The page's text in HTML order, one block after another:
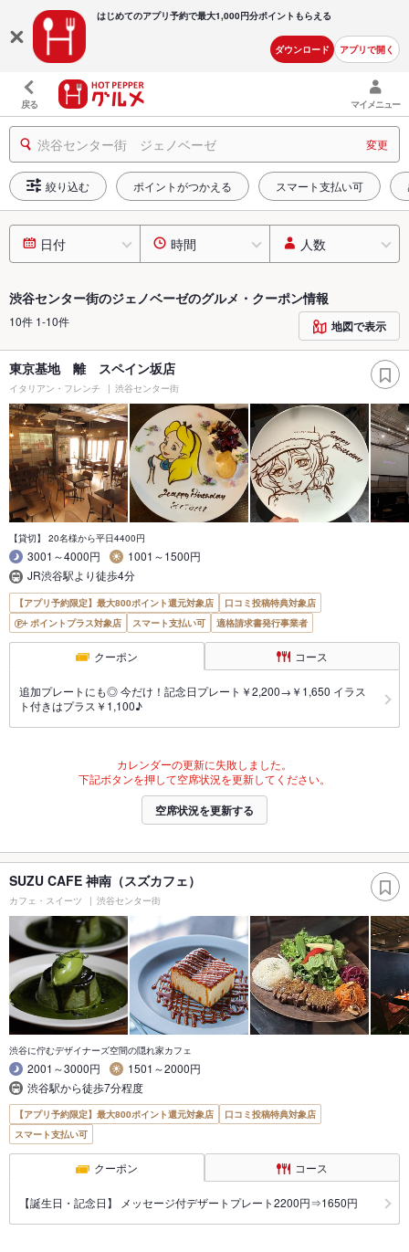
はじめてのアプリ予約で最大1,000円分ポイントもらえる
ダウンロード アプリで開く
戻る マイメニュー
渋谷センター街 ジェノベーゼ 変更
絞り込む ポイントがつかえる スマート支払い可
日付 時間 人数
渋谷センター街のジェノベーゼのグルメ・クーポン情報
10件 1-10件 地図で表示
東京基地 離 スペイン坂店
イタリアン・フレンチ 渋谷センター街
【貸切】 20名様から平日4400円
3001～4000円
1001～1500円
JR渋谷駅より徒歩4分
【アプリ予約限定】最大800ポイント還元対象店
口コミ投稿特典対象店
ポイントプラス対象店
スマート支払い可 適格請求書発行事業者
クーポン コース
追加プレートにも◎ 今だけ！記念日プレート￥2,200→￥1,650 イラス
ト付きはプラス￥1,100♪
カレンダーの更新に失敗しました。
下記ボタンを押して空席状況を更新してください。
空席状況を更新する
SUZU CAFE 神南（スズカフェ）
カフェ・スイーツ 渋谷センター街
渋谷に佇むデザイナーズ空間の隠れ家カフェ
2001～3000円
1501～2000円
渋谷駅から徒歩7分程度
【アプリ予約限定】最大800ポイント還元対象店
口コミ投稿特典対象店
スマート支払い可
クーポン コース
【誕生日・記念日】 メッセージ付デザートプレート2200円⇒1650円